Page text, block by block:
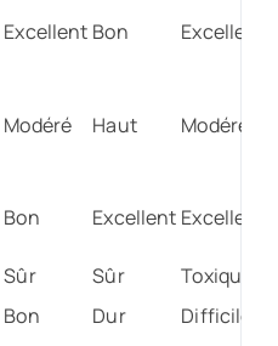
Excellent Bon Excellent
Modéré Haut Modéré
Bon Excellent Excellent
Sûr Sûr
Toxique
Bon Dur Difficile